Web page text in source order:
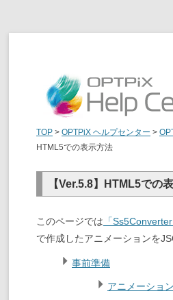
TOP > OPTPiX ヘルプセンター >
HTML5での表示方法
【Ver.5.8】HTML5での
このページでは 「
で作成したアニメーションを
事前準備
アニメーショ